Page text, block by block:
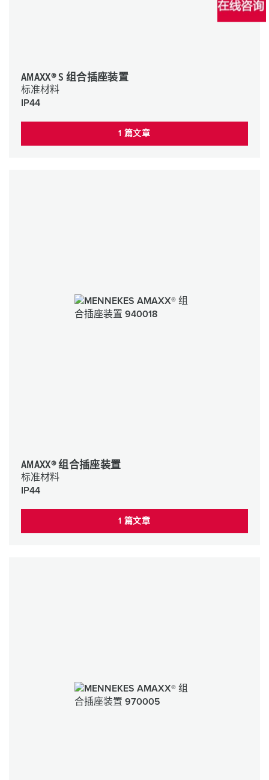
AMAXX® S 组合插座装置
标准材料
IP44
1 篇文章
AMAXX® 组合插座装置
标准材料
IP44
1 篇文章